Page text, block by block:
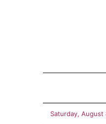
Saturday, August